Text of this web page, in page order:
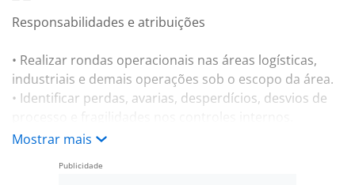
Responsabilidades e atribuições
• Realizar rondas operacionais nas áreas logísticas,
industriais e demais operações sob o escopo da área.
• Identificar perdas, avarias, desperdícios, desvios de
• Verificar a aplicação dos procedimentos
segregação de materiais.
Mostrar mais